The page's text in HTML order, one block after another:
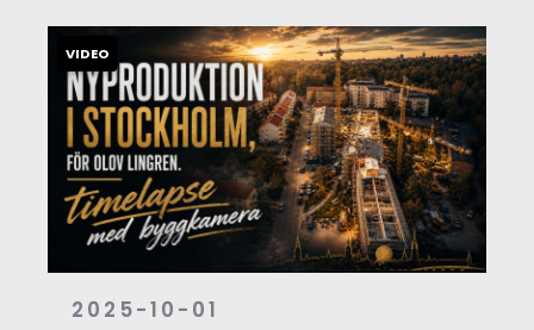
2025-10-01